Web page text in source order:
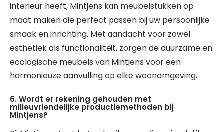
interieur heeft, Mintjens kan meubelstukken op
maat maken die perfect passen bij uw persoonlijke
smaak en inrichting. Met aandacht voor zowel
esthetiek als functionaliteit, zorgen de duurzame en
ecologische meubels van Mintjens voor een
harmonieuze aanvulling op elke woonomgeving.
6. Wordt er rekening gehouden met
milieuvriendelijke productiemethoden bij
Mintjens?